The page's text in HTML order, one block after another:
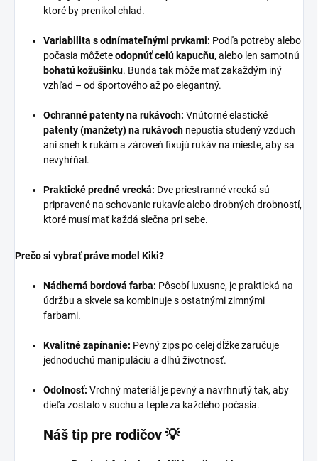
ktoré by prenikol chlad.
Variabilita s odnímateľnými prvkami: Podľa potreby alebo
počasia môžeteodopnúť celú kapucňu, alebo len samotnú
bohatú kožušinku. Bunda tak môže mať zakaždým iný
vzhľad – od športového až po elegantný.
Ochranné patenty na rukávoch: Vnútorné elastické
patenty (manžety) na rukávoch nepustia studený vzduch
ani sneh k rukám a zároveň fixujú rukáv na mieste, aby sa
nevyhŕňal.
Praktické predné vrecká: Dve priestranné vrecká sú
pripravené na schovanie rukavíc alebo drobných drobností,
ktoré musí mať každá slečna pri sebe.
Prečo si vybrať práve model Kiki?
Nádherná bordová farba: Pôsobí luxusne, je praktická na
údržbu a skvele sa kombinuje s ostatnými zimnými
farbami.
Kvalitné zapínanie: Pevný zips po celej dĺžke zaručuje
jednoduchú manipuláciu a dlhú životnosť.
Odolnosť: Vrchný materiál je pevný a navrhnutý tak, aby
dieťa zostalo v suchu a teple za každého počasia.
Náš tip pre rodičov 💡